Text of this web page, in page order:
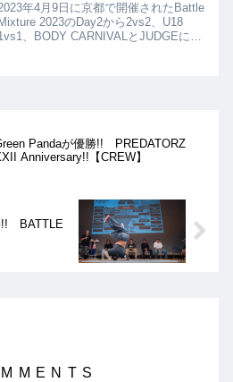
年4月9日に京都で開催されたBattle
Mixture 2023のDay2から2vs2、U18
、BODY CARNIVALとJUDGEによ
Pandaが優勝!! PREDATORZ
Anniversary!!【CREW】
!! BATTLE